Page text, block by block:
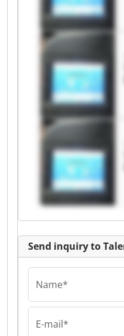
Send inquiry to
Name*
E-mail*